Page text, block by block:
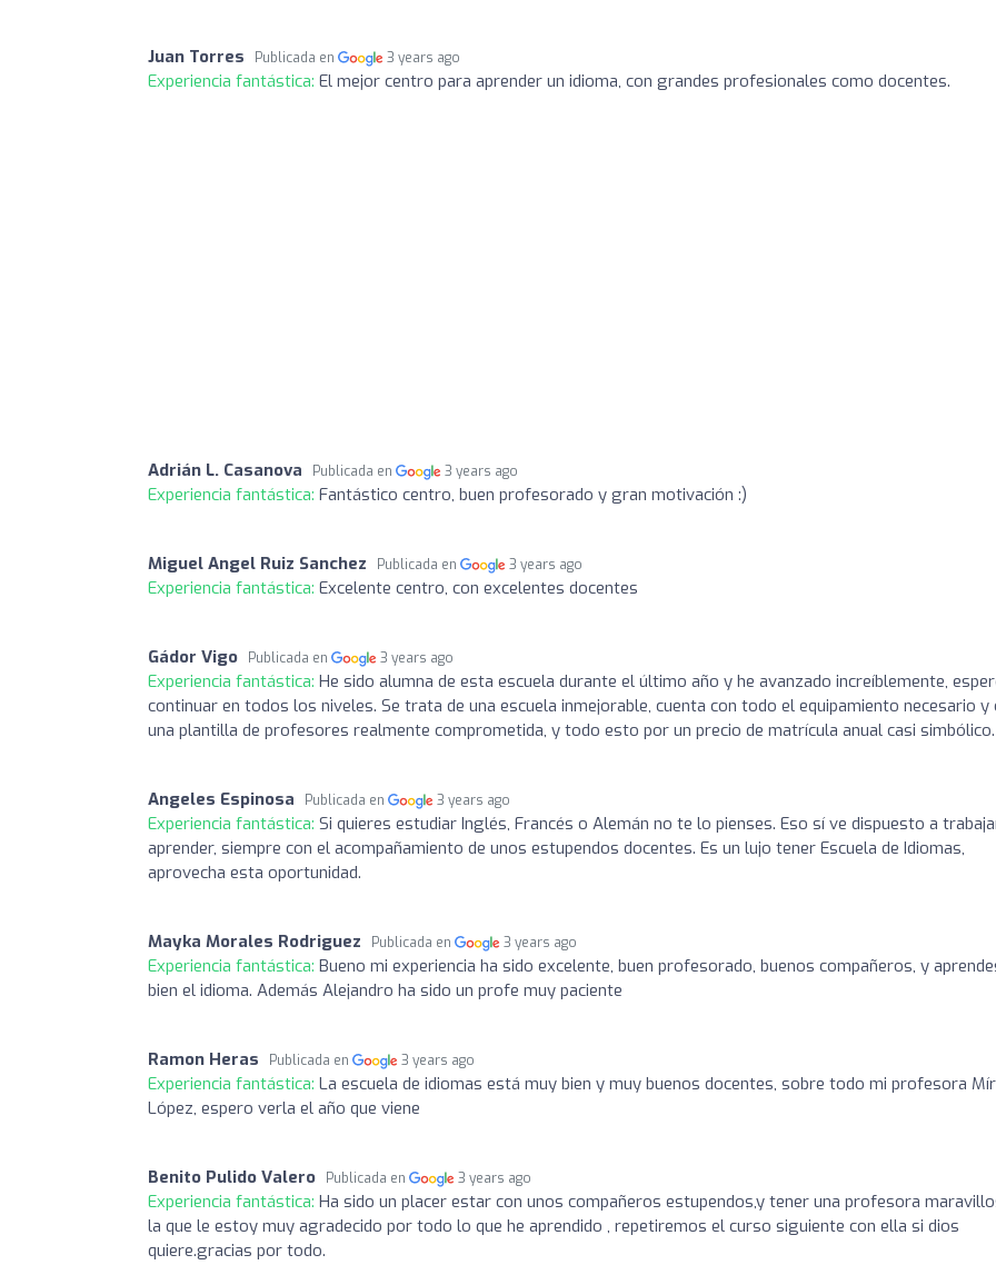
Juan Torres Publicada en 3 years ago
Experiencia fantástica: El mejor centro para aprender un idioma, con grandes profesionales como docentes.
Adrián L. Casanova Publicada en 3 years ago
Experiencia fantástica: Fantástico centro, buen profesorado y gran motivación :)
Miguel Angel Ruiz Sanchez Publicada en 3 years ago
Experiencia fantástica: Excelente centro, con excelentes docentes
Gádor Vigo Publicada en 3 years ago
Experiencia fantástica: He sido alumna de esta escuela durante el último año y he avanzado increíblemente,
continuar en todos los niveles. Se trata de una escuela inmejorable, cuenta con todo el equipamiento necesario y
una plantilla de profesores realmente comprometida, y todo esto por un precio de matrícula anual casi simbólico.
Angeles Espinosa Publicada en 3 years ago
Experiencia fantástica: Si quieres estudiar Inglés, Francés o Alemán no te lo pienses. Eso sí ve dispuesto a
aprender, siempre con el acompañamiento de unos estupendos docentes. Es un lujo tener Escuela de Idiomas,
aprovecha esta oportunidad.
Mayka Morales Rodriguez Publicada en 3 years ago
Experiencia fantástica: Bueno mi experiencia ha sido excelente, buen profesorado, buenos compañeros, y
bien el idioma. Además Alejandro ha sido un profe muy paciente
Ramon Heras Publicada en 3 years ago
Experiencia fantástica: La escuela de idiomas está muy bien y muy buenos docentes, sobre todo mi profesora
López, espero verla el año que viene
Benito Pulido Valero Publicada en 3 years ago
Experiencia fantástica: Ha sido un placer estar con unos compañeros estupendos,y tener una profesora
la que le estoy muy agradecido por todo lo que he aprendido , repetiremos el curso siguiente con ella si dios
quiere.gracias por todo.